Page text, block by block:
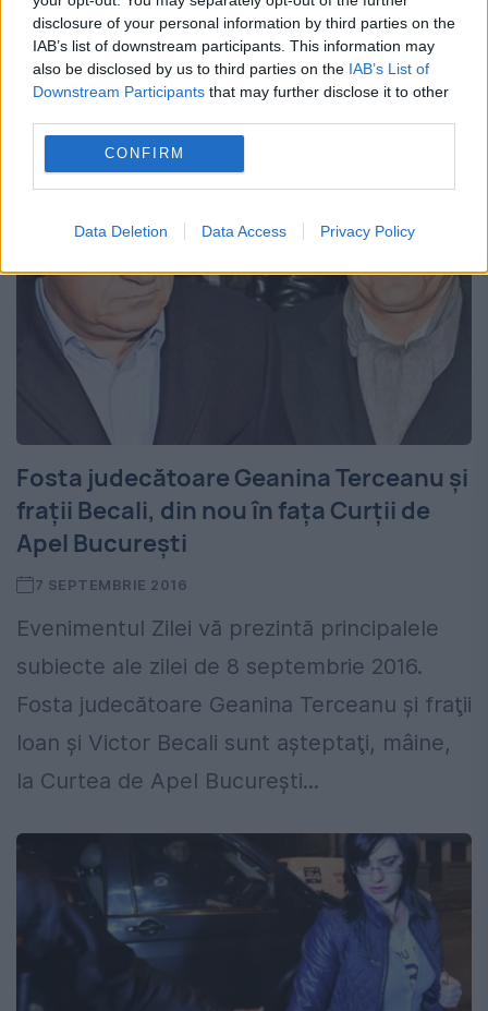
disclosure of your personal information by third parties on the
IAB’s list of downstream participants. This information may
also be disclosed by us to third parties on the IAB’s List of
Downstream Participants that may further disclose it to other
CONFIRM
Data Deletion Data Access Privacy Policy
susţinut denunţul în faţa instanţei de
judecată Fosta judecătoare Geanina
Terceanu a recunoscut, la primul termen de
judecată, pe...
Fosta judecătoare Geanina Terceanu şi
fraţii Becali, din nou în faţa Curţii de
Apel Bucureşti
7 SEPTEMBRIE 2016
Evenimentul Zilei vă prezintă principalele
subiecte ale zilei de 8 septembrie 2016.
Fosta judecătoare Geanina Terceanu şi fraţii
Ioan şi Victor Becali sunt aşteptaţi, mâine,
la Curtea de Apel Bucureşti...